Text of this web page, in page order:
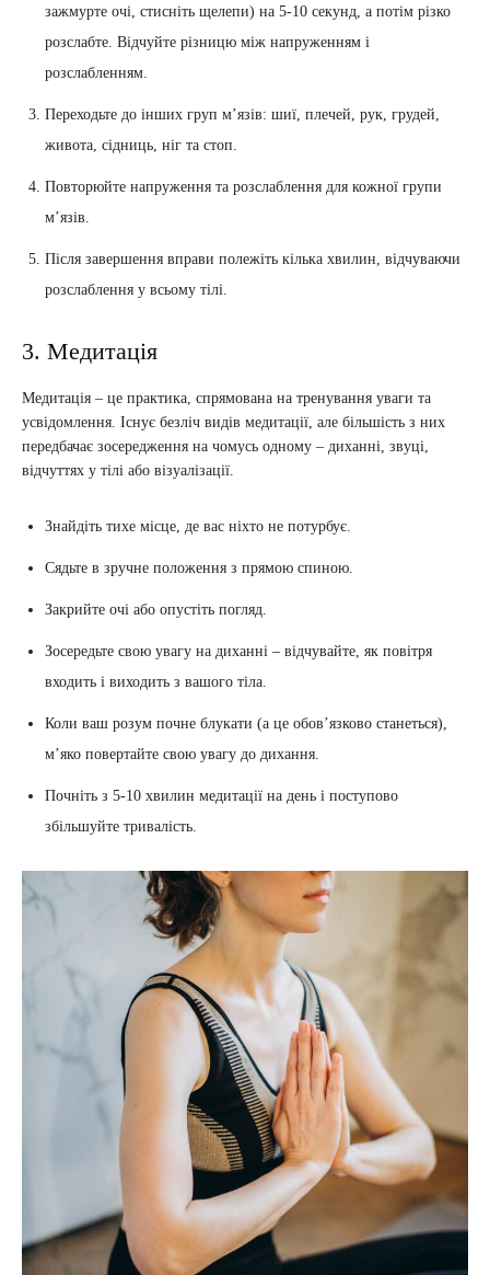
зажмурте очі, стисніть щелепи) на 5-10 секунд, а потім різко
розслабте. Відчуйте різницю між напруженням і
розслабленням.
Переходьте до інших груп м’язів: шиї, плечей, рук, грудей,
живота, сідниць, ніг та стоп.
Повторюйте напруження та розслаблення для кожної групи
м’язів.
Після завершення вправи полежіть кілька хвилин, відчуваючи
розслаблення у всьому тілі.
3. Медитація
Медитація – це практика, спрямована на тренування уваги та
усвідомлення. Існує безліч видів медитації, але більшість з них
передбачає зосередження на чомусь одному – диханні, звуці,
відчуттях у тілі або візуалізації.
Знайдіть тихе місце, де вас ніхто не потурбує.
Сядьте в зручне положення з прямою спиною.
Закрийте очі або опустіть погляд.
Зосередьте свою увагу на диханні – відчувайте, як повітря
входить і виходить з вашого тіла.
Коли ваш розум почне блукати (а це обов’язково станеться),
м’яко повертайте свою увагу до дихання.
Почніть з 5-10 хвилин медитації на день і поступово
збільшуйте тривалість.